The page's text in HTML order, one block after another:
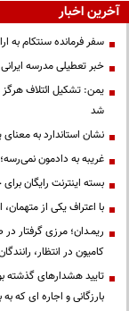
آخرین اخبار
سفر فرمانده سنتکام به
خبر تعطیلی مدرسه
یمن: تشکیل ائتلاف
شد
نشان استاندارد به
غریبه به دادمون
بسته اینترنت رایگان
با اعتراف یکی از
کامیون در انتظار،
تایید هشدارهای
بارزگانی و اجاره ای که